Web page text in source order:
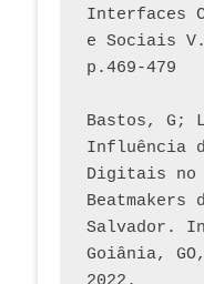
Interfaces
e Sociais
p.469-479
Bastos, G;
Influência
Digitais no
Beatmakers
Salvador.
Goiânia,